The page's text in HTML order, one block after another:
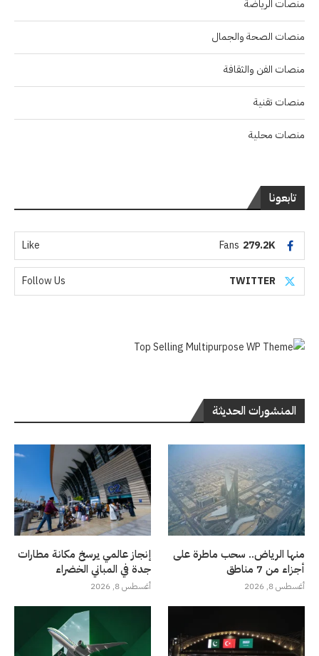
منصات الرياضة
منصات الصحة والجمال
منصات الفن والثقافة
منصات تقنية
منصات محلية
تابعونا
279.2K
Fans
Like
TWITTER
Follow Us
المنشورات الحديثة
منها الرياض.. سحب ماطرة على
أجزاء من 7 مناطق
أغسطس 8, 2026
إنجاز عالمي يرسخ مكانة مطارات
جدة في المباني الخضراء
أغسطس 8, 2026